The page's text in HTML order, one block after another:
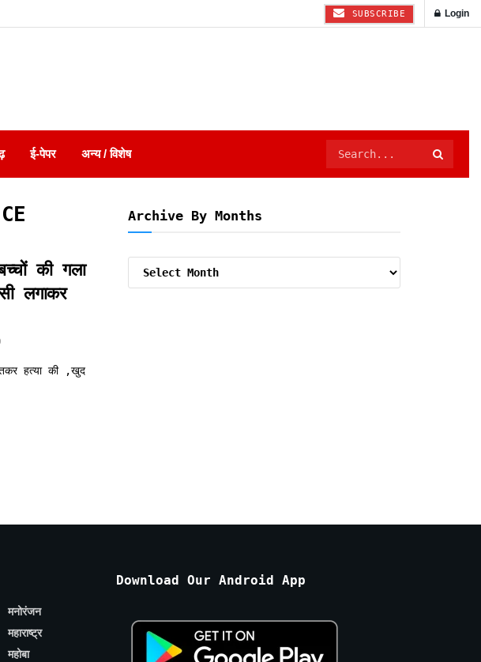
SUBSCRIBE Login
ई-पेपर अन्य / विशेष
की गला
लगाकर
हत्या की ,खुद
Archive By Months
मनोरंजन
महाराष्ट्र
महोबा
Download Our Android App